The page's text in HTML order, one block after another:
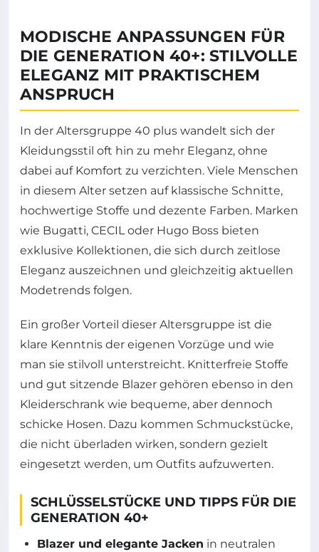
MODISCHE ANPASSUNGEN FÜR
DIE GENERATION 40+: STILVOLLE
ELEGANZ MIT PRAKTISCHEM
ANSPRUCH
In der Altersgruppe 40 plus wandelt sich der
Kleidungsstil oft hin zu mehr Eleganz, ohne
dabei auf Komfort zu verzichten. Viele Menschen
in diesem Alter setzen auf klassische Schnitte,
hochwertige Stoffe und dezente Farben. Marken
wie Bugatti, CECIL oder Hugo Boss bieten
exklusive Kollektionen, die sich durch zeitlose
Eleganz auszeichnen und gleichzeitig aktuellen
Modetrends folgen.
Ein großer Vorteil dieser Altersgruppe ist die
klare Kenntnis der eigenen Vorzüge und wie
man sie stilvoll unterstreicht. Knitterfreie Stoffe
und gut sitzende Blazer gehören ebenso in den
Kleiderschrank wie bequeme, aber dennoch
schicke Hosen. Dazu kommen Schmuckstücke,
die nicht überladen wirken, sondern gezielt
eingesetzt werden, um Outfits aufzuwerten.
SCHLÜSSELSTÜCKE UND TIPPS FÜR DIE
GENERATION 40+
Blazer und elegante Jacken in neutralen